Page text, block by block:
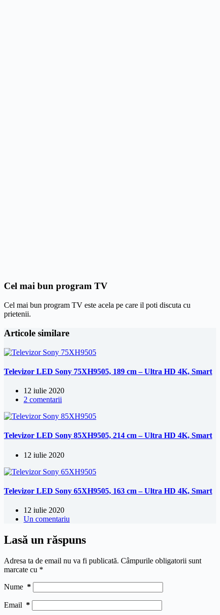
Cel mai bun program TV
Cel mai bun program TV este acela pe care il poti discuta cu
prietenii.
Articole similare
Televizor LED Sony 75XH9505, 189 cm – Ultra HD 4K, Smart
12 iulie 2020
2 comentarii
Televizor LED Sony 85XH9505, 214 cm – Ultra HD 4K, Smart
12 iulie 2020
Televizor LED Sony 65XH9505, 163 cm – Ultra HD 4K, Smart
12 iulie 2020
Un comentariu
Lasă un răspuns
Adresa ta de email nu va fi publicată. Câmpurile obligatorii sunt
marcate cu *
Nume *
Email *